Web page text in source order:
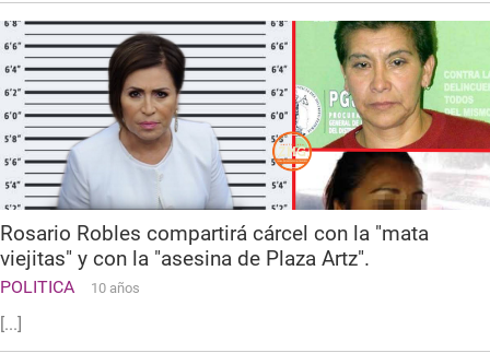
Rosario Robles compartirá cárcel con la "mata
viejitas" y con la "asesina de Plaza Artz".
POLITICA 10 años
[...]